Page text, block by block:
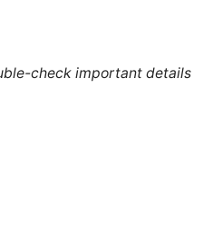
check important details